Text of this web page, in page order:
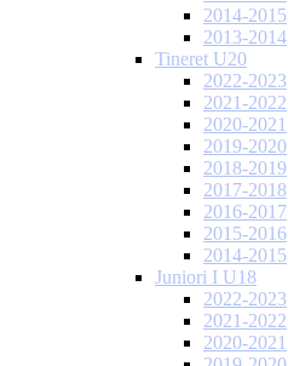
2014-2015
2013-2014
Tineret U20
2022-2023
2021-2022
2020-2021
2019-2020
2018-2019
2017-2018
2016-2017
2015-2016
2014-2015
Juniori I U18
2022-2023
2021-2022
2020-2021